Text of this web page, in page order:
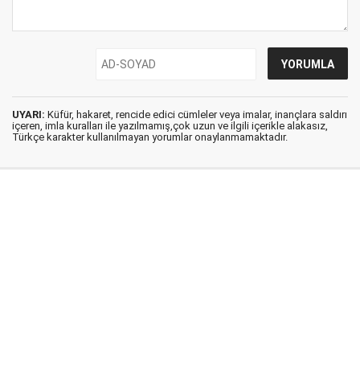
UYARI: Küfür, hakaret, rencide edici cümleler veya imalar, inançlara saldırı
içeren, imla kuralları ile yazılmamış,çok uzun ve ilgili içerikle alakasız,
Türkçe karakter kullanılmayan yorumlar onaylanmamaktadır.